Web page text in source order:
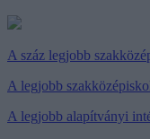
A száz legjobb
A legjobb
A legjobb alapítványi